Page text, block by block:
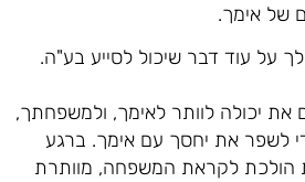
של אימך.
על עוד דבר שיכול לסייע בע"ה.
יכולה לוותר לאימך, ולמשפחתך,
לשפר את יחסך עם אימך. ברגע
לקראת המשפחה, מוותרת